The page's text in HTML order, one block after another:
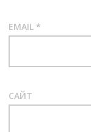
EMAIL *
САЙТ